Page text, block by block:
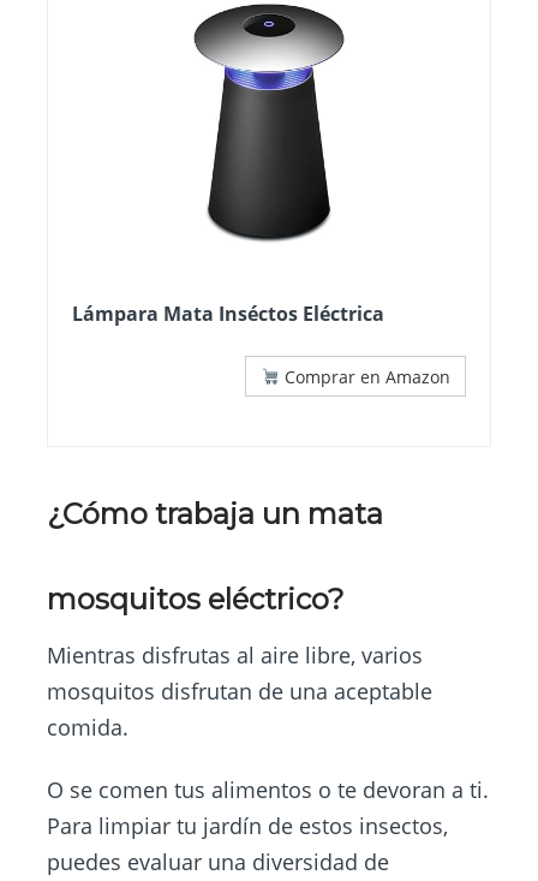
Lámpara Mata Inséctos Eléctrica
Comprar en Amazon
¿Cómo trabaja un mata
mosquitos eléctrico?
Mientras disfrutas al aire libre, varios
mosquitos disfrutan de una aceptable
comida.
O se comen tus alimentos o te devoran a ti.
Para limpiar tu jardín de estos insectos,
puedes evaluar una diversidad de